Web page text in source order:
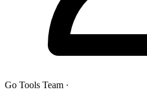
Go Tools Team ·